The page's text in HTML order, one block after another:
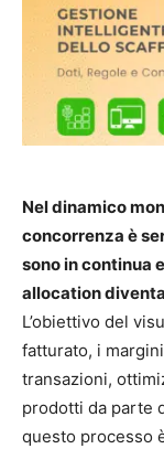
Nel dinamico
concorrenza è
sono in continua
allocation
L’obiettivo del
fatturato, i
transazioni,
prodotti da parte
questo processo